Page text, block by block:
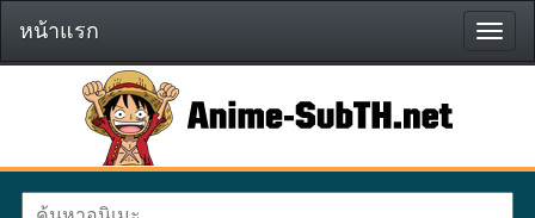
หน้า
แรก
หน้าแรก